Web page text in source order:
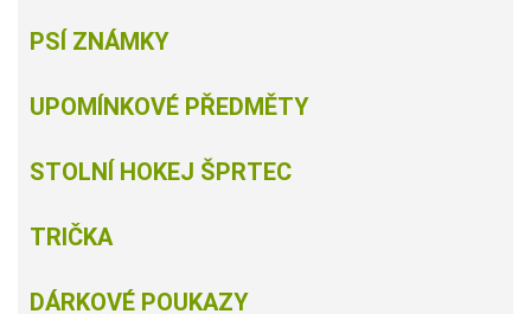
PSÍ ZNÁMKY
UPOMÍNKOVÉ PŘEDMĚTY
STOLNÍ HOKEJ ŠPRTEC
TRIČKA
DÁRKOVÉ POUKAZY